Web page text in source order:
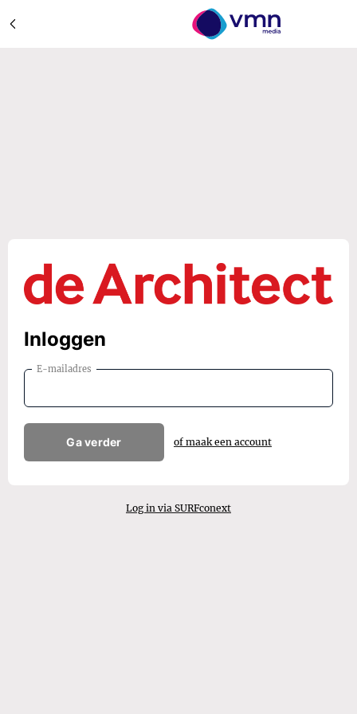
Inloggen
E-mailadres
Ga verder of maak een account
Log in via SURFconext